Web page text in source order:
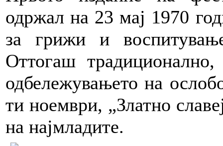
одржал на 23 мај 1970
за грижи и
Оттогаш
одбележувањето на
ти ноември, „Златно
на најмладите.